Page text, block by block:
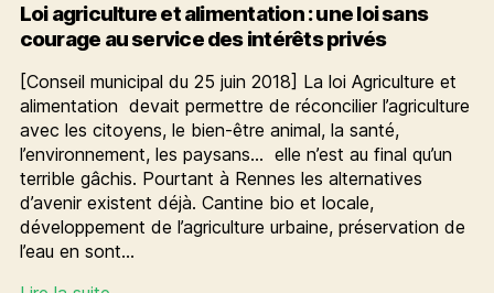
Loi agriculture et alimentation : une loi sans
courage au service des intérêts privés
[Conseil municipal du 25 juin 2018] La loi Agriculture et
alimentation devait permettre de réconcilier l’agriculture
avec les citoyens, le bien-être animal, la santé,
l’environnement, les paysans… elle n’est au final qu’un
terrible gâchis. Pourtant à Rennes les alternatives
d’avenir existent déjà. Cantine bio et locale,
développement de l’agriculture urbaine, préservation de
l’eau en sont…